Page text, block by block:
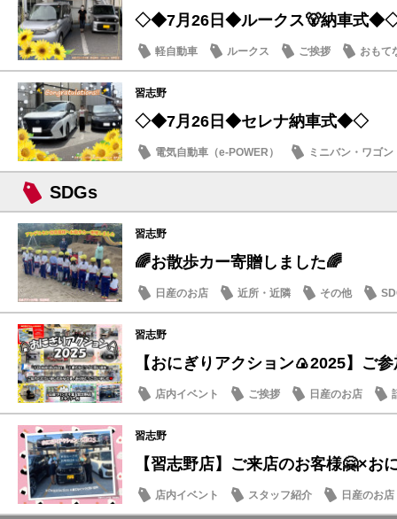
◇◆7月26日◆ルークス🐻納車式
軽自動車 ルークス ご挨拶 おもて
習志野
◇◆7月26日◆セレナ納車式◆◇
電気自動車（e-POWER）
ミニバン・ワゴン
納車式
SDGs
習志野
🌈お散歩カー寄贈しました🌈
日産のお店 近所・近隣 その他
習志野
【おにぎりアクション🍙2025】ご
店内イベント ご挨拶 日産のお店
習志野
【習志野店】ご来店のお客様🤗×お
店内イベント スタッフ紹介 日産のお店